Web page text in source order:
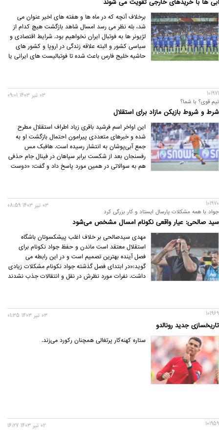
آبی ها با خریدهای خارجی تقویت می شوند
برخلاف آنچه که در ماه ها و هفته های اخیر عنوان می
شد، بله نظر می رسد امسال شاهد بازگشت هیچ کدام از
لژیونر ها به فوتبال ایران نخواهیم بود. شرایط اقتصادی و
سیاسی کشور و البته علاقه زندگی در اروپا و کشور های
حاشیه خلیج فارس باعث شده تا فوتبالیست های ایرانی یا
101971
تیم قوی؟ با شما؟
شرط و شروط بازیکن مازاد برای استقلال
03 تير 1403 09:01
این اواخر اسم فرشید باقری زیاد اطراف استقلال مطرح
شده و خبرهای متعددی پیرامون احتمال بازگشت او به
جمع آبی‌پوشان به انتشار رسیده است. هافبک مس
رفسنجان بعد از شکست برابر سپاهان در فینال جام حذفی
هم به سوالاتی در همین مورد پاسخ داد و گفت: «دوست
101970
جواد با همه مشکلات پارسال ایستاد و کار بزرگی کرد
سید صالحی: عیار واقعی نکونام امسال مشخص می‌شود
03 تير 1403 08:59
مهدی سیدصالحی بر خلاف اغلب پیشکسوتان باشگاه
استقلال معتقد است ماندن و حفظ جواد نکونام برای
فصل آینده بهترین تصمیم است و در این رابطه می
گوید:«در ابتدای فصل گذشته جواد نکونام مشکلات زیادی
داشت. نفرات مورد نظرش در نقل و انتقالات جذب نشدند
101969
تاریخسازی جدید رونالدو
03 تير 1403 01:35
ستاره کهنه‌کار پرتغالی همچنان رکورد می‌زند.
101959 02 تير 1403 16:27